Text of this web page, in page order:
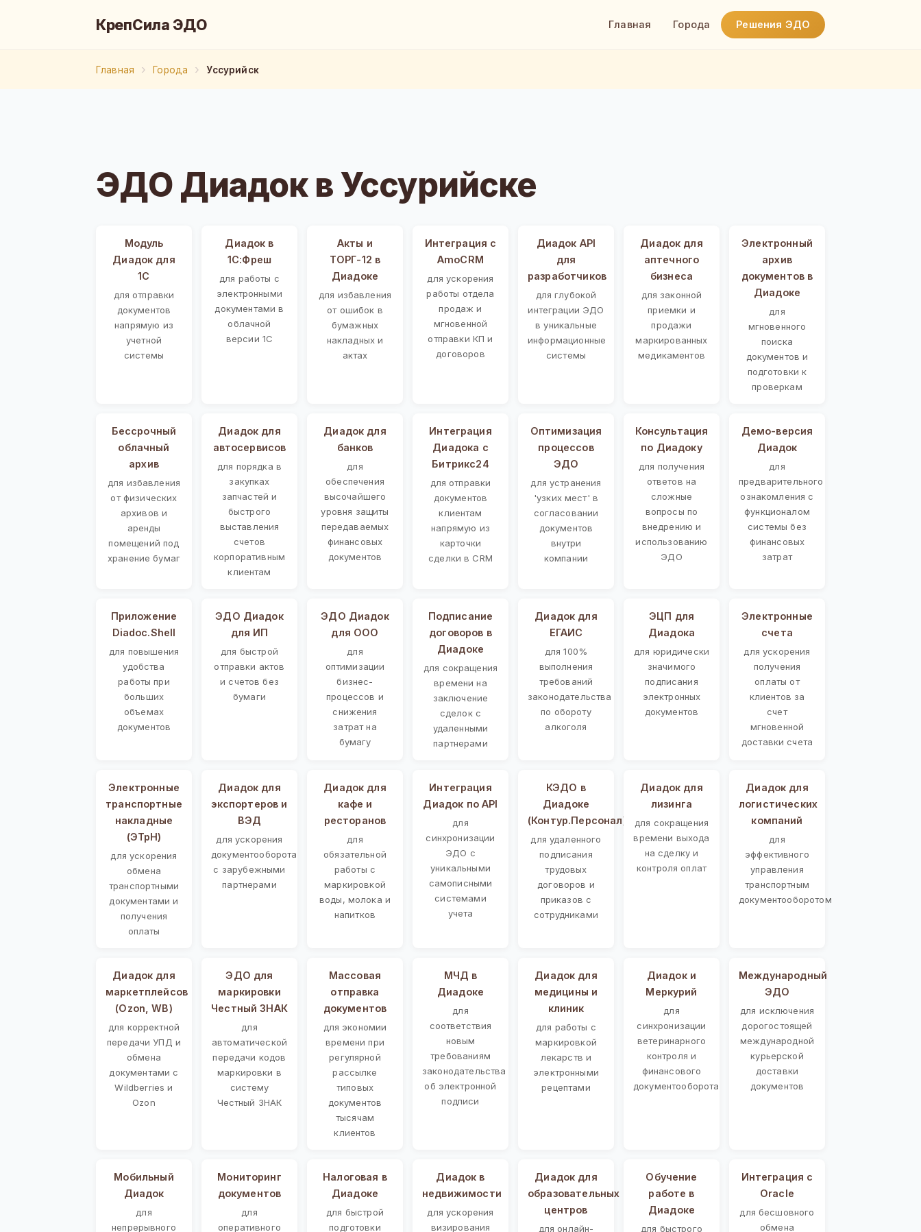
КрепСила ЭДО Главная Города Решения ЭДО
Главная Города Уссурийск
ЭДО Диадок в Уссурийске
Модуль
Диадок для
1С
для отправки
документов
напрямую из
учетной
системы
Диадок в
1С:Фреш
для работы с
электронными
документами в
облачной
версии 1С
Акты и
ТОРГ-12 в
Диадоке
для избавления
от ошибок в
бумажных
накладных и
актах
Интеграция с
AmoCRM
для ускорения
работы отдела
продаж и
мгновенной
отправки КП и
договоров
Диадок API
для
разработчиков
для глубокой
интеграции ЭДО
в уникальные
информационные
системы
Диадок для
аптечного
бизнеса
для законной
приемки и
продажи
маркированных
медикаментов
Электронный
архив
документов в
Диадоке
для
мгновенного
поиска
документов и
подготовки к
проверкам
Бессрочный
облачный
архив
для избавления
от физических
архивов и
аренды
помещений под
хранение бумаг
Диадок для
автосервисов
для порядка в
закупках
запчастей и
быстрого
выставления
счетов
корпоративным
клиентам
Диадок для
банков
для
обеспечения
высочайшего
уровня защиты
передаваемых
финансовых
документов
Интеграция
Диадока с
Битрикс24
для отправки
документов
клиентам
напрямую из
карточки
сделки в CRM
Оптимизация
процессов
ЭДО
для устранения
'узких мест' в
согласовании
документов
внутри
компании
Консультация
по Диадоку
для получения
ответов на
сложные
вопросы по
внедрению и
использованию
ЭДО
Демо-версия
Диадок
для
предварительного
ознакомления с
функционалом
системы без
финансовых
затрат
Приложение
Diadoc.Shell
для повышения
удобства
работы при
больших
объемах
документов
ЭДО Диадок
для ИП
для быстрой
отправки актов
и счетов без
бумаги
ЭДО Диадок
для ООО
для
оптимизации
бизнес-
процессов и
снижения
затрат на
бумагу
Подписание
договоров в
Диадоке
для сокращения
времени на
заключение
сделок с
удаленными
партнерами
Диадок для
ЕГАИС
для 100%
выполнения
требований
законодательства
по обороту
алкоголя
ЭЦП для
Диадока
для юридически
значимого
подписания
электронных
документов
Электронные
счета
для ускорения
получения
оплаты от
клиентов за
счет
мгновенной
доставки счета
Электронные
транспортные
накладные
(ЭТрН)
для ускорения
обмена
транспортными
документами и
получения
оплаты
Диадок для
экспортеров и
ВЭД
для ускорения
документооборота
с зарубежными
партнерами
Диадок для
кафе и
ресторанов
для
обязательной
работы с
маркировкой
воды, молока и
напитков
Интеграция
Диадок по API
для
синхронизации
ЭДО с
уникальными
самописными
системами
учета
КЭДО в
Диадоке
(Контур.Персонал)
для удаленного
подписания
трудовых
договоров и
приказов с
сотрудниками
Диадок для
лизинга
для сокращения
времени выхода
на сделку и
контроля оплат
Диадок для
логистических
компаний
для
эффективного
управления
транспортным
документооборотом
Диадок для
маркетплейсов
(Ozon, WB)
для корректной
передачи УПД и
обмена
документами с
Wildberries и
Ozon
ЭДО для
маркировки
Честный ЗНАК
для
автоматической
передачи кодов
маркировки в
систему
Честный ЗНАК
Массовая
отправка
документов
для экономии
времени при
регулярной
рассылке
типовых
документов
тысячам
клиентов
МЧД в
Диадоке
для
соответствия
новым
требованиям
законодательства
об электронной
подписи
Диадок для
медицины и
клиник
для работы с
маркировкой
лекарств и
электронными
рецептами
Диадок и
Меркурий
для
синхронизации
ветеринарного
контроля и
финансового
документооборота
Международный
ЭДО
для исключения
дорогостоящей
международной
курьерской
доставки
документов
Мобильный
Диадок
для
непрерывного
Мониторинг
документов
для
оперативного
Налоговая в
Диадоке
для быстрой
подготовки
Диадок в
недвижимости
для ускорения
визирования
Диадок для
образовательных
центров
для онлайн-
Обучение
работе в
Диадоке
для быстрого
Интеграция с
Oracle
для бесшовного
обмена